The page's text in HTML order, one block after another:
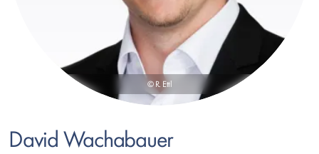
© R. Ettl
David Wachabauer